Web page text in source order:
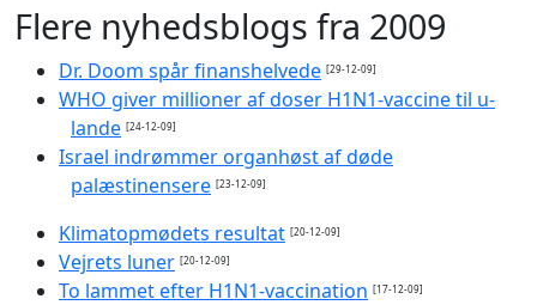
Flere nyhedsblogs fra 2009
Dr. Doom spår finanshelvede [29-12-09]
WHO giver millioner af doser H1N1-vaccine til u-
lande [24-12-09]
Israel indrømmer organhøst af døde
palæstinensere [23-12-09]
Klimatopmødets resultat [20-12-09]
Vejrets luner [20-12-09]
To lammet efter H1N1-vaccination [17-12-09]